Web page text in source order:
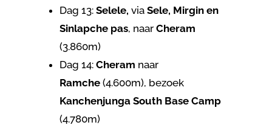
Dag 13: Selele, via Sele, Mirgin en
Sinlapche pas, naar Cheram
(3.860m)
Dag 14: Cheram naar
Ramche (4.600m), bezoek
Kanchenjunga South Base Camp
(4.780m)